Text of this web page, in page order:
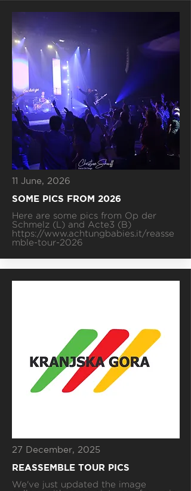
11 June, 2026
SOME PICS FROM 2026
Here are some pics from Op der
Schmelz (L) and Acte3 (B)
https://www.achtungbabies.it/reasse
mble-tour-2026
27 December, 2025
REASSEMBLE TOUR PICS
We've just updated the image